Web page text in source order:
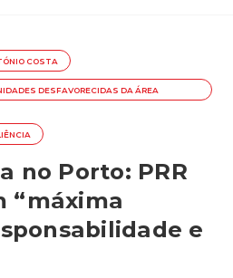
COSTA
DESFAVORECIDAS DA ÁREA
no Porto: PRR
“máxima
e